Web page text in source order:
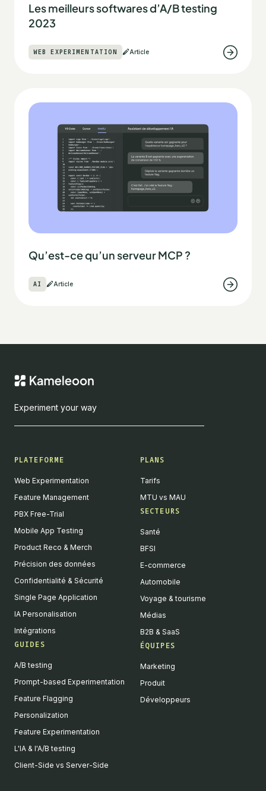
Les meilleurs softwares d’A/B testing
2023
WEB EXPERIMENTATION Article
Qu’est-ce qu’un serveur MCP ?
AI Article
Experiment your way
PLATEFORME
Web Experimentation
Feature Management
PBX Free-Trial
Mobile App Testing
Product Reco & Merch
Précision des données
Confidentialité & Sécurité
Single Page Application
IA Personalisation
Intégrations
GUIDES
A/B testing
Prompt-based Experimentation
Feature Flagging
Personalization
Feature Experimentation
L'IA & l'A/B testing
Client-Side vs Server-Side
PLANS
Tarifs
MTU vs MAU
SECTEURS
Santé
BFSI
E-commerce
Automobile
Voyage & tourisme
Médias
B2B & SaaS
ÉQUIPES
Marketing
Produit
Développeurs